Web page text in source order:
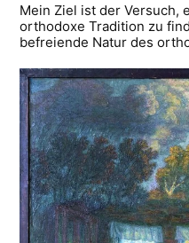
Mein Ziel ist der Versuch,
orthodoxe Tradition zu
befreiende Natur des